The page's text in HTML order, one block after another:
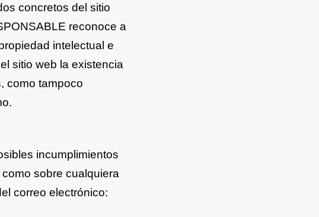
concretos del sitio
reconoce a
intelectual e
sitio web la existencia
como tampoco
incumplimientos
sobre cualquiera
correo electrónico: